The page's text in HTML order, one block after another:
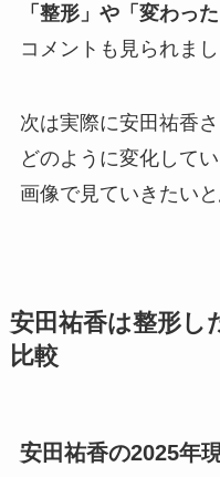
「整形」や「変わった
コメントも見られまし
次は実際に安田祐香
どのように変化して
画像で見ていきたいと
安田祐香は整形し
比較
安田祐香の2025年